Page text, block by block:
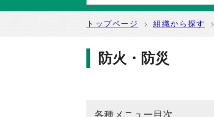
トップページ 組織から探す
防火・防災
各種メニュー目次